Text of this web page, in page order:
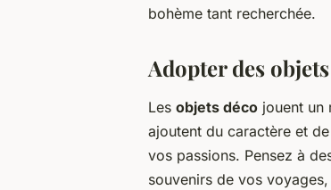
bohème tant recherchée.
Adopter des
Les objets déco jouent un
ajoutent du caractère et
vos passions. Pensez à
souvenirs de vos